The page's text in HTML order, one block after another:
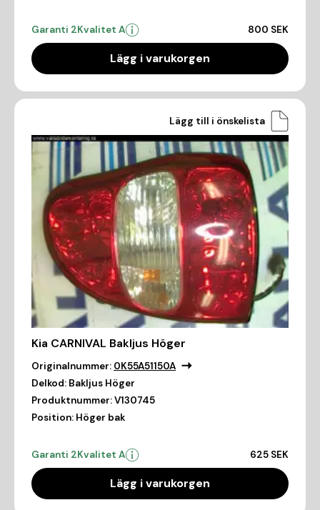
Garanti 2Kvalitet A 800 SEK
Lägg i varukorgen
Lägg till i önskelista
Kia CARNIVAL Bakljus Höger
Originalnummer: 0K55A51150A
Delkod: Bakljus Höger
Produktnummer:V130745
Position: Höger bak
Garanti 2Kvalitet A 625 SEK
Lägg i varukorgen